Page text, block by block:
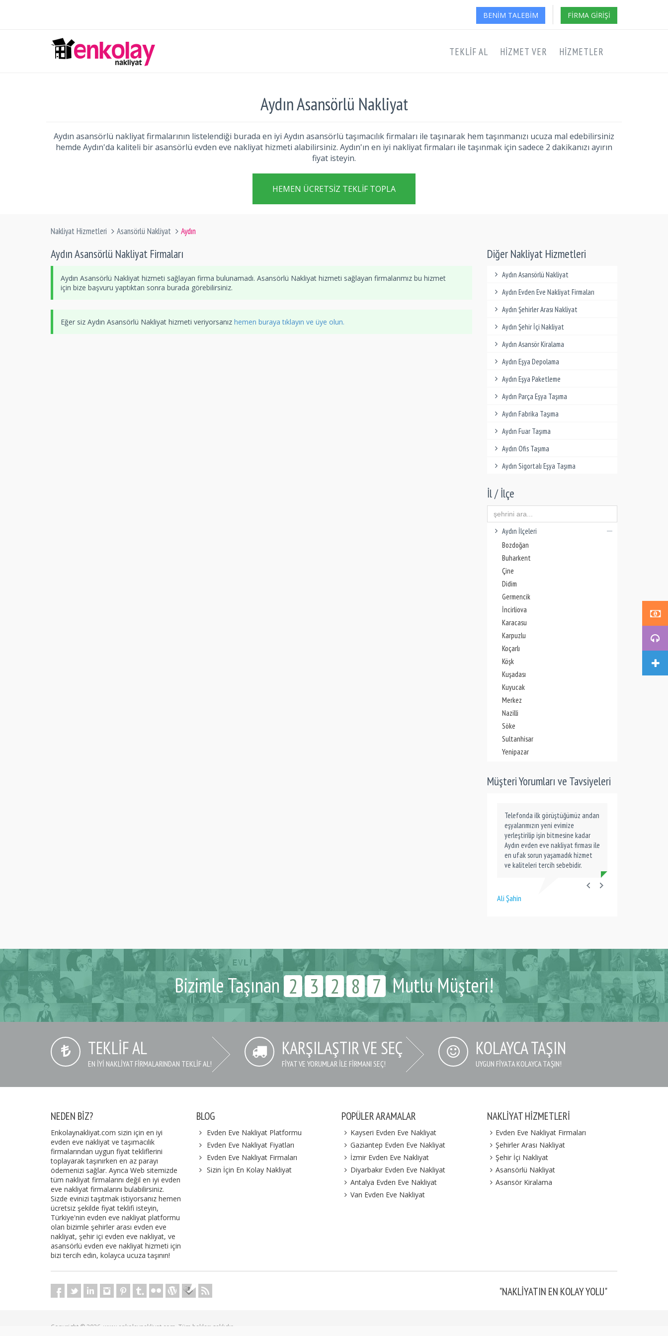
BENIM TALEBIM FIRMA GIRIŞI
TEKLIF AL HIZMET VER HIZMETLER
Aydın Asansörlü Nakliyat
Aydın asansörlü nakliyat firmalarının listelendiği burada en iyi Aydın asansörlü taşımacılık firmaları ile taşınarak hem taşınmanızı ucuza mal edebilirsiniz
hemde Aydın'da kaliteli bir asansörlü evden eve nakliyat hizmeti alabilirsiniz. Aydın'ın en iyi nakliyat firmaları ile taşınmak için sadece 2 dakikanızı ayırın
fiyat isteyin.
HEMEN ÜCRETSIZ TEKLIF TOPLA
Nakliyat Hizmetleri Asansörlü Nakliyat Aydın
Aydın Asansörlü Nakliyat Firmaları
Aydın Asansörlü Nakliyat hizmeti sağlayan firma bulunamadı. Asansörlü Nakliyat hizmeti sağlayan firmalarımız bu hizmet
için bize başvuru yaptıktan sonra burada görebilirsiniz.
Eğer siz Aydın Asansörlü Nakliyat hizmeti veriyorsanız hemen buraya tıklayın ve üye olun.
Diğer Nakliyat Hizmetleri
Aydın Asansörlü Nakliyat
Aydın Evden Eve Nakliyat Firmaları
Aydın Şehirler Arası Nakliyat
Aydın Şehir İçi Nakliyat
Aydın Asansör Kiralama
Aydın Eşya Depolama
Aydın Eşya Paketleme
Aydın Parça Eşya Taşıma
Aydın Fabrika Taşıma
Aydın Fuar Taşıma
Aydın Ofis Taşıma
Aydın Sigortalı Eşya Taşıma
İl / İlçe
Aydın İlçeleri
Bozdoğan
Buharkent
Çine
Didim
Germencik
İncirliova
Karacasu
Karpuzlu
Koçarlı
Köşk
Kuşadası
Kuyucak
Merkez
Nazilli
Söke
Sultanhisar
Yenipazar
Müşteri Yorumları ve Tavsiyeleri
Telefonda ilk görüştüğümüz andan
eşyalarımızın yeni evimize
yerleştirilip işin bitmesine kadar
Aydın evden eve nakliyat firması ile
en ufak sorun yaşamadık hizmet
ve kaliteleri tercih sebebidir.
Ali Şahin
Bizimle Taşınan 2 3 2 8 7 Mutlu Müşteri!
TEKLIF AL
EN IYI NAKLIYAT FIRMALARINDAN TEKLIF AL!
KARŞILAŞTIR VE SEÇ
FIYAT VE YORUMLAR İLE FIRMANI SEÇ!
KOLAYCA TAŞIN
UYGUN FIYATA KOLAYCA TAŞIN!
NEDEN BIZ?
Enkolaynakliyat.com sizin için en iyi
evden eve nakliyat ve taşımacılık
firmalarından uygun fiyat tekliflerini
toplayarak taşınırken en az parayı
ödemenizi sağlar. Ayrıca Web sitemizde
tüm nakliyat firmalarını değil en iyi evden
eve nakliyat firmalarını bulabilirsiniz.
Sizde evinizi taşıtmak istiyorsanız hemen
ücretsiz şekilde fiyat teklifi isteyin,
Türkiye'nin evden eve nakliyat platformu
olan bizimle şehirler arası evden eve
nakliyat, şehir içi evden eve nakliyat, ve
asansörlü evden eve nakliyat hizmeti için
bizi tercih edin, kolayca ucuza taşının!
BLOG
Evden Eve Nakliyat Platformu
Evden Eve Nakliyat Fiyatları
Evden Eve Nakliyat Firmaları
Sizin İçin En Kolay Nakliyat
POPÜLER ARAMALAR
Kayseri Evden Eve Nakliyat
Gaziantep Evden Eve Nakliyat
İzmir Evden Eve Nakliyat
Diyarbakır Evden Eve Nakliyat
Antalya Evden Eve Nakliyat
Van Evden Eve Nakliyat
NAKLIYAT HIZMETLERI
Evden Eve Nakliyat Firmaları
Şehirler Arası Nakliyat
Şehir İçi Nakliyat
Asansörlü Nakliyat
Asansör Kiralama
"NAKLIYATIN EN KOLAY YOLU"
Copyright © 2026. www.enkolaynakliyat.com. Tüm hakları saklıdır.